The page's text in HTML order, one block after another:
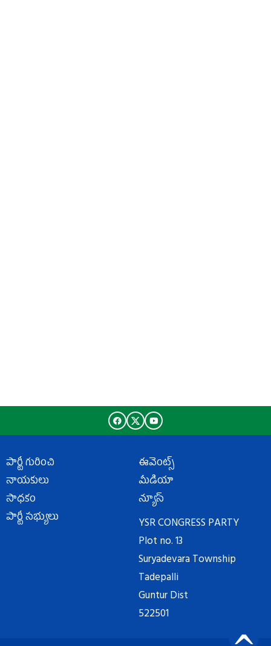
పార్టీ గురించి
నాయకులు
సాధకం
పార్టీ సభ్యులు
ఈవెంట్స్
మీడియా
న్యూస్
YSR CONGRESS PARTY
Plot no. 13
Suryadevara Township
Tadepalli
Guntur Dist
522501